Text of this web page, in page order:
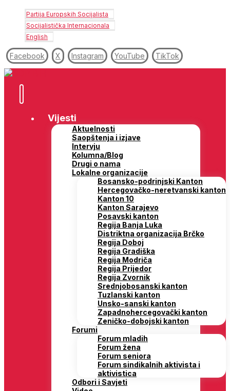
Partija Europskih Socijalista
Socijalistička Internacionala
English
Facebook X Instagram YouTube TikTok
Vijesti
Aktuelnosti
Saopštenja i izjave
Intervju
Kolumna/Blog
Drugi o nama
Lokalne organizacije
Bosansko-podrinjski Kanton
Hercegovačko-neretvanski kanton
Kanton 10
Kanton Sarajevo
Posavski kanton
Regija Banja Luka
Distriktna organizacija Brčko
Regija Doboj
Regija Gradiška
Regija Modriča
Regija Prijedor
Regija Zvornik
Srednjobosanski kanton
Tuzlanski kanton
Unsko-sanski kanton
Zapadnohercegovački kanton
Zeničko-dobojski kanton
Forumi
Forum mladih
Forum žena
Forum seniora
Forum sindikalnih aktivista i
aktivistica
Odbori i Savjeti